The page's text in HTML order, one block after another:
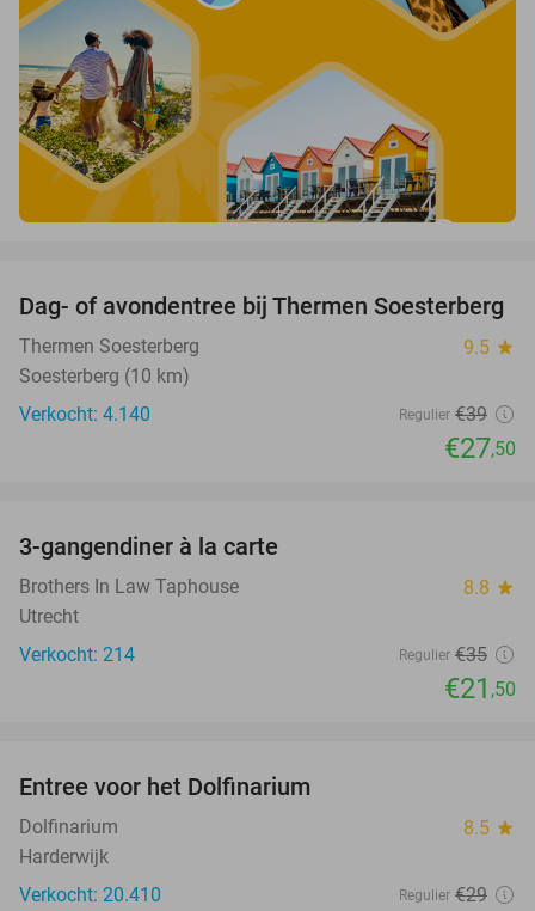
29%
Dag- of avondentree bij Thermen Soesterberg
Thermen Soesterberg 9.5 star
Soesterberg (10 km)
Verkocht: 4.140
Regulier €39
€27,50
3-gangendiner à la carte
Brothers In Law Taphouse 8.8 star
Utrecht
Verkocht: 214
Regulier €35
€21 ,50
Entree voor het Dolfinarium
Dolfinarium 8.5 star
Harderwijk
Verkocht: 20.410
Regulier €29